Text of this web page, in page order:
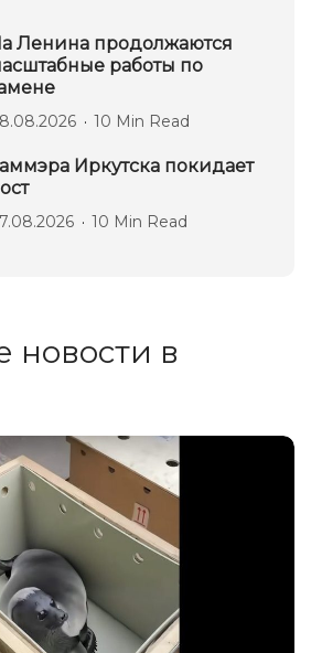
Ленина продолжаются
работы по
10 Min Read
Иркутска покидает
10 Min Read
новости в